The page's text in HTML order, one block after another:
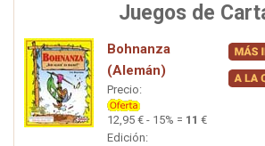
Juegos de
Bohnanza
(Alemán)
Precio:
12,95 € - 15% = 11 €
Edición: